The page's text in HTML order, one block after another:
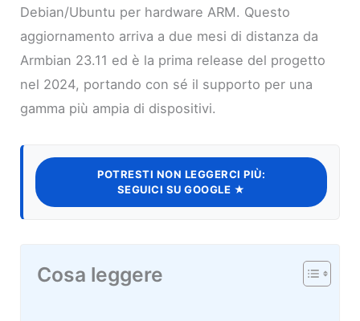
Debian/Ubuntu per hardware ARM. Questo
aggiornamento arriva a due mesi di distanza da
Armbian 23.11 ed è la prima release del progetto
nel 2024, portando con sé il supporto per una
gamma più ampia di dispositivi.
POTRESTI NON LEGGERCI PIÙ:
SEGUICI SU GOOGLE ★
Cosa leggere